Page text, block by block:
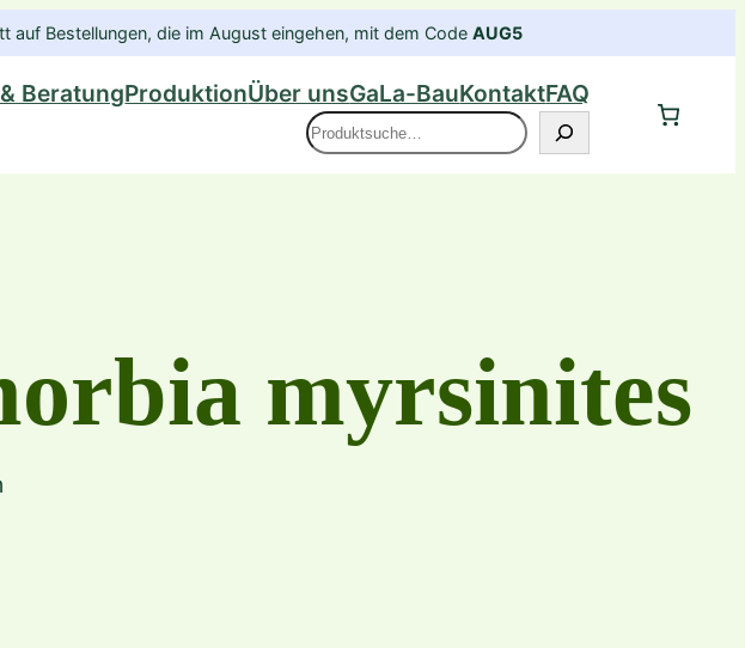
auf Bestellungen, die im August eingehen, mit dem Code AUG5
BeratungProduktionÜber unsGaLa-BauKontaktFAQ
Suche
myrsinites